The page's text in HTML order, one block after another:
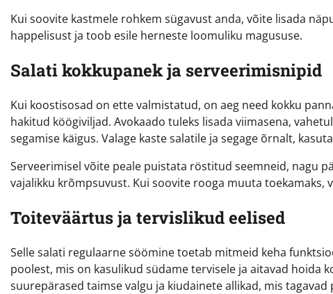
Kui soovite kastmele rohkem sügavust anda, võite lisada
happelisust ja toob esile herneste loomuliku magususe.
Salati kokkupanek ja serveerimisnipid
Kui koostisosad on ette valmistatud, on aeg need kokku
hakitud köögiviljad. Avokaado tuleks lisada viimasena,
segamise käigus. Valage kaste salatile ja segage õrnalt,
Serveerimisel võite peale puistata röstitud seemneid, nagu
vajalikku krõmpsuvust. Kui soovite rooga muuta
Toiteväärtus ja tervislikud eelised
Selle salati regulaarne söömine toetab mitmeid keha
poolest, mis on kasulikud südame tervisele ja aitavad hoida
suurepärased taimse valgu ja kiudainete allikad, mis